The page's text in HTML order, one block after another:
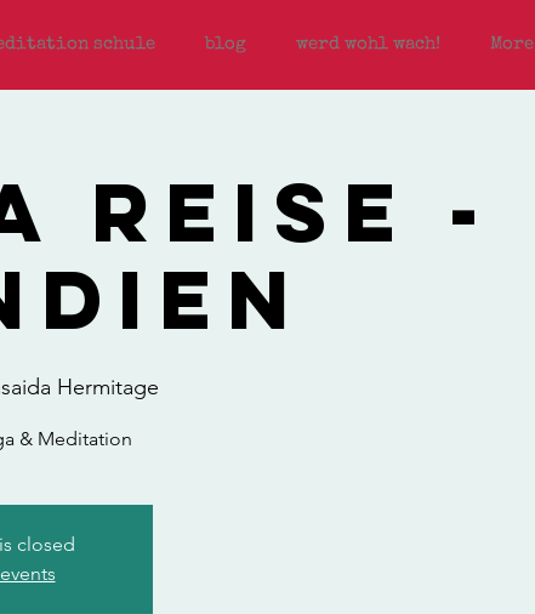
schule blog werd wohl wach! More
Reise -
Hermitage
& Meditation
closed